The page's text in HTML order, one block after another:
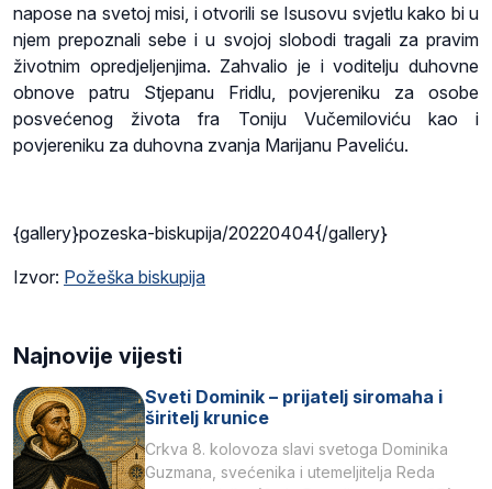
napose na svetoj misi, i otvorili se Isusovu svjetlu kako bi u
njem prepoznali sebe i u svojoj slobodi tragali za pravim
životnim opredjeljenjima. Zahvalio je i voditelju duhovne
obnove patru Stjepanu Fridlu, povjereniku za osobe
posvećenog života fra Toniju Vučemiloviću kao i
povjereniku za duhovna zvanja Marijanu Paveliću.
{gallery}pozeska-biskupija/20220404{/gallery}
Izvor: Požeška biskupija
Najnovije vijesti
Sveti Dominik – prijatelj siromaha i
širitelj krunice
Crkva 8. kolovoza slavi svetoga Dominika
Guzmana, svećenika i utemeljitelja Reda